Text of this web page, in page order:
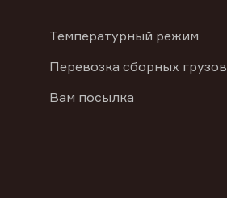
Температурный режим
Перевозка сборных грузов
Вам посылка